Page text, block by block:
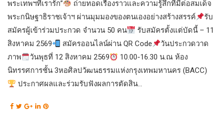
พระเทพฯที่เรารัก”
ถ่ายทอดเรื่องราวและความรู้สึกที่มีต่อสมเด็จ
พระกนิษฐาธิราชเจ้าฯ ผ่านมุมมองของตนเองอย่างสร้างสรรค์
รับ
สมัครผู้เข้าร่วมประกวด จำนวน 50 คน
รับสมัครตั้งแต่บัดนี้ – 11
สิงหาคม 2569
สมัครออนไลน์ผ่าน QR Code
วันประกวดวาด
ภาพ
วันพุธที่ 12 สิงหาคม 2569
10.00-16.30 น.ณ ห้อง
นิทรรศการชั้น 3หอศิลปวัฒนธรรมแห่งกรุงเทพมหานคร (BACC)
ประกาศผลและร่วมรับฟังผลการตัดสิน...